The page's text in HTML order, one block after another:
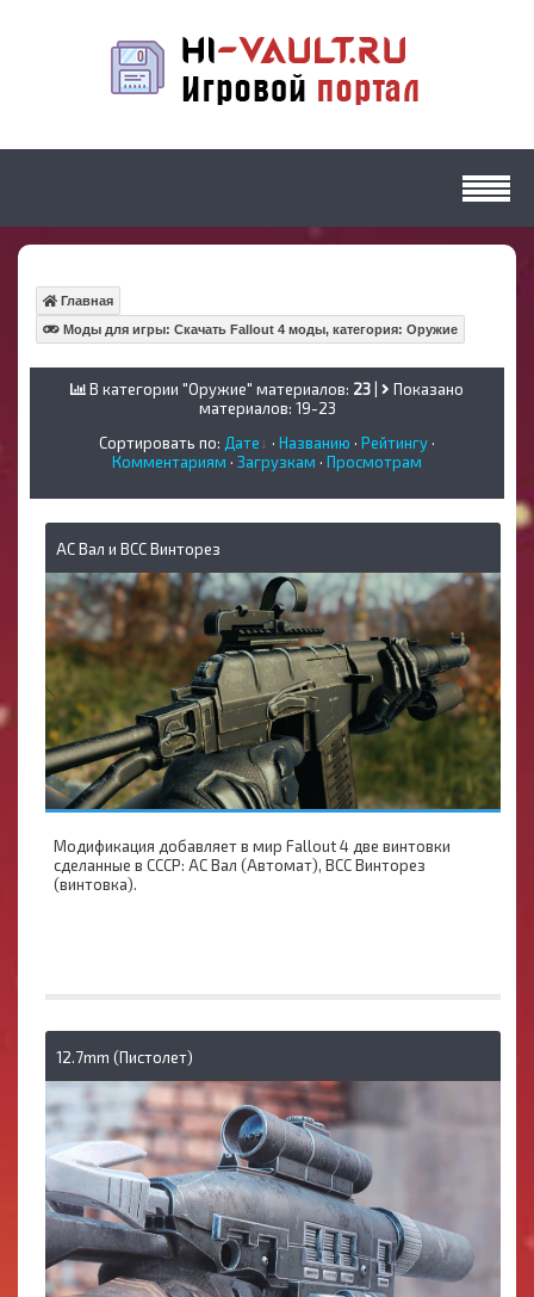
Главная
Моды для игры: Скачать Fallout 4 моды, категория: Оружие
В категории "Оружие" материалов: 23
Показано
материалов: 19-23
Сортировать по: Дате · Названию · Рейтингу ·
Комментариям · Загрузкам · Просмотрам
АС Вал и ВСС Винторез
Модификация добавляет в мир Fallout 4 две винтовки
сделанные в СССР: АС Вал (Автомат), ВСС Винторез
(винтовка).
12.7mm (Пистолет)